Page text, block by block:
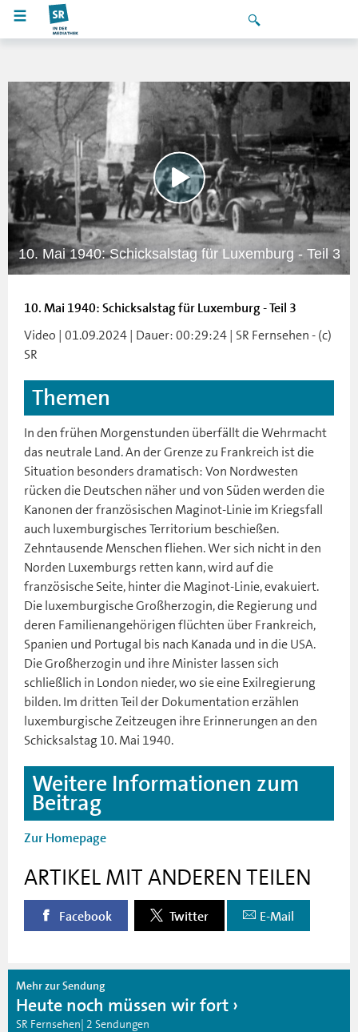
10. Mai 1940: Schicksalstag für Luxemburg - Teil 3
10. Mai 1940: Schicksalstag für Luxemburg - Teil 3
Video | 01.09.2024 | Dauer: 00:29:24 | SR Fernsehen - (c)
SR
Themen
In den frühen Morgenstunden überfällt die Wehrmacht
das neutrale Land. An der Grenze zu Frankreich ist die
Situation besonders dramatisch: Von Nordwesten
rücken die Deutschen näher und von Süden werden die
Kanonen der französischen Maginot-Linie im Kriegsfall
auch luxemburgisches Territorium beschießen.
Zehntausende Menschen fliehen. Wer sich nicht in den
Norden Luxemburgs retten kann, wird auf die
französische Seite, hinter die Maginot-Linie, evakuiert.
Die luxemburgische Großherzogin, die Regierung und
deren Familienangehörigen flüchten über Frankreich,
Spanien und Portugal bis nach Kanada und in die USA.
Die Großherzogin und ihre Minister lassen sich
schließlich in London nieder, wo sie eine Exilregierung
bilden. Im dritten Teil der Dokumentation erzählen
luxemburgische Zeitzeugen ihre Erinnerungen an den
Schicksalstag 10. Mai 1940.
Weitere Informationen zum
Beitrag
Zur Homepage
ARTIKEL MIT ANDEREN TEILEN
Facebook Twitter E-Mail
Mehr zur Sendung
Heute noch müssen wir fort
SR Fernsehen| 2 Sendungen